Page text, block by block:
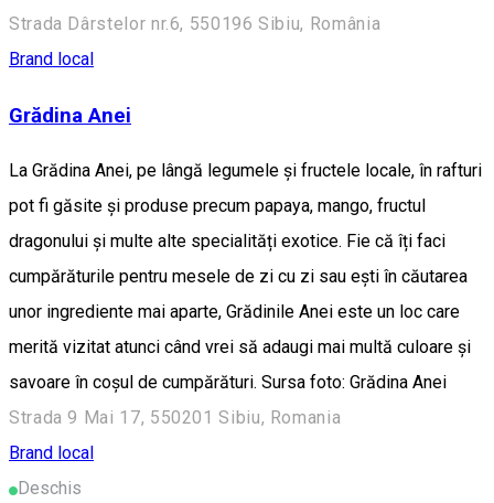
Strada Dârstelor nr.6, 550196 Sibiu, România
Brand local
Grădina Anei
La Grădina Anei, pe lângă legumele și fructele locale, în rafturi
pot fi găsite și produse precum papaya, mango, fructul
dragonului și multe alte specialități exotice. Fie că îți faci
cumpărăturile pentru mesele de zi cu zi sau ești în căutarea
unor ingrediente mai aparte, Grădinile Anei este un loc care
merită vizitat atunci când vrei să adaugi mai multă culoare și
savoare în coșul de cumpărături. Sursa foto: Grădina Anei
Strada 9 Mai 17, 550201 Sibiu, Romania
Brand local
Deschis